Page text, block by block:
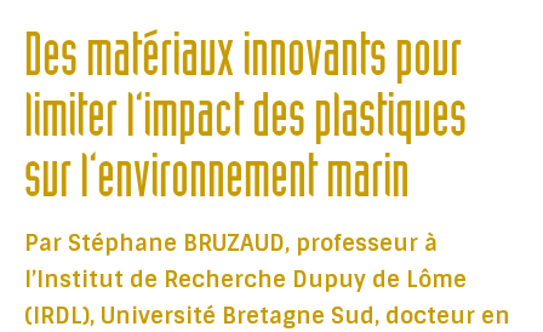
Des matériaux innovants pour
limiter l’impact des plastiques
sur l’environnement marin
Par Stéphane BRUZAUD, professeur à
l’Institut de Recherche Dupuy de Lôme
(IRDL), Université Bretagne Sud, docteur en